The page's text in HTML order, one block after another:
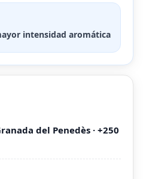
intensidad aromática
del Penedès · +250